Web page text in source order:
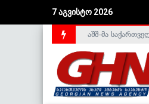
7 აგვისტო 2026
საქართველოს
აშშ-მა